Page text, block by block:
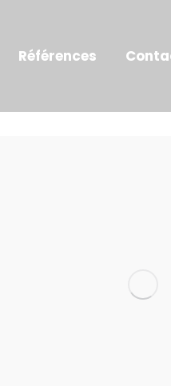
Références